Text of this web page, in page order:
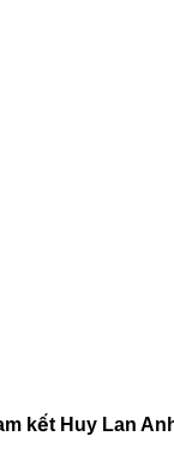
kết Huy Lan